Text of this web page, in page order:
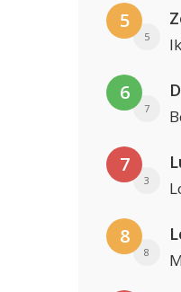
5
5
6
7
7
3
8
8